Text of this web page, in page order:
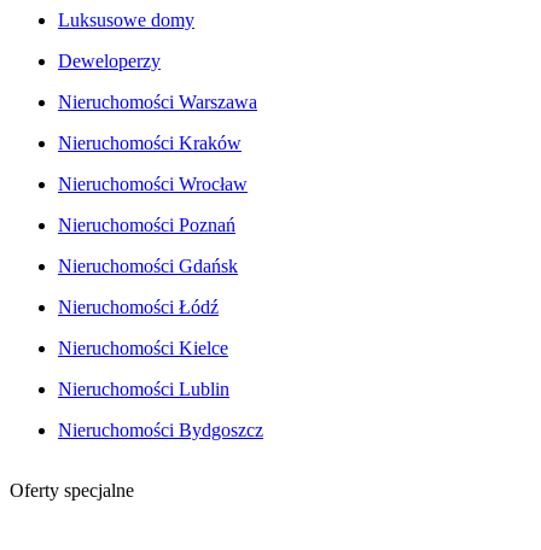
Luksusowe domy
Deweloperzy
Nieruchomości Warszawa
Nieruchomości Kraków
Nieruchomości Wrocław
Nieruchomości Poznań
Nieruchomości Gdańsk
Nieruchomości Łódź
Nieruchomości Kielce
Nieruchomości Lublin
Nieruchomości Bydgoszcz
Oferty specjalne